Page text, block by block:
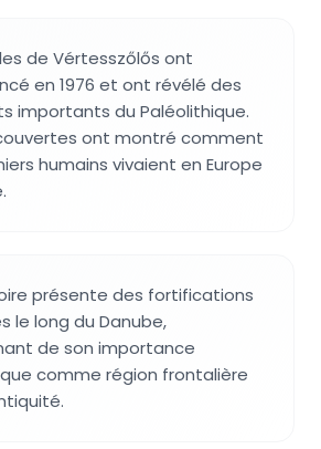
de Vértesszőlős ont
en 1976 et ont révélé des
importants du Paléolithique.
ont montré comment
humains vivaient en Europe
présente des fortifications
le long du Danube,
de son importance
comme région frontalière